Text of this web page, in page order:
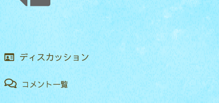
ディスカッション
コメント一覧